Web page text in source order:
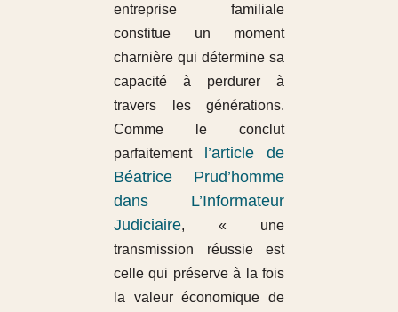
entreprise familiale
constitue un moment
charnière qui détermine sa
capacité à perdurer à
travers les générations.
Comme le conclut
parfaitement l’article de
Béatrice Prud’homme
dans L’Informateur
Judiciaire, « une
transmission réussie est
celle qui préserve à la fois
la valeur économique de